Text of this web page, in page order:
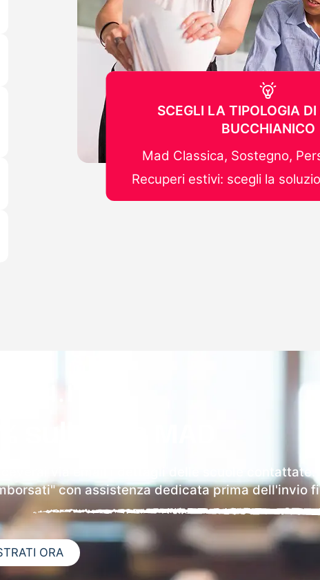
SCEGLI LA TIPOLOGIA
BUCCHIANICO
Mad Classica, Sostegno,
Recuperi estivi: scegli la
sulla tua MAD
via email i dettagli delle scuole contattate.
con assistenza dedicata prima dell'invio
ORA